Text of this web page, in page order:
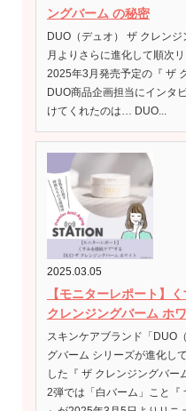
ングバーム の秘密
DUO（デュオ） ザ クレン
月よりさらに進化して順次
2025年3月発売予定の『 ザ
DUO商品企画担当にインタ
けてくれたのは… DUO...
2025.03.05
【モニターレポート】
クレンジングバーム ホ
スキンケアブランド「DUO
グバーム シリーズが進化し
した『 ザ クレンジングバー
2弾では「白バーム」こと『